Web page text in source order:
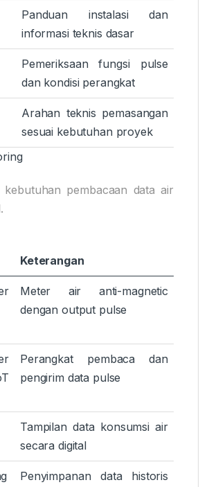
Panduan instalasi dan
informasi teknis dasar
Pemeriksaan fungsi pulse
dan kondisi perangkat
Arahan teknis pemasangan
sesuai kebutuhan proyek
pembacaan data air
Keterangan
Meter air anti-magnetic
dengan output pulse
Perangkat pembaca dan
pengirim data pulse
Tampilan data konsumsi air
secara digital
Penyimpanan data historis